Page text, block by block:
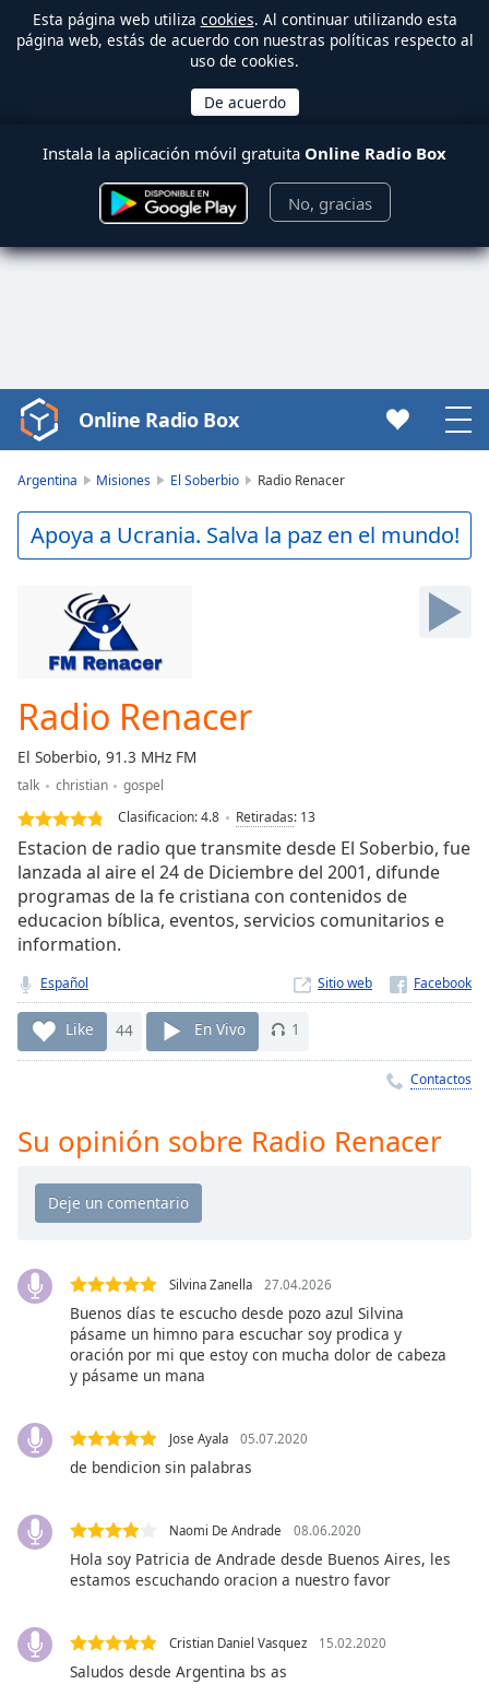
Esta página web utiliza cookies. Al continuar utilizando esta
página web, estás de acuerdo con nuestras políticas respecto al
uso de cookies.
Instala la aplicación móvil gratuita Online Radio Box
No, gracias
Video
Player
Play
Video
Backward
Current
Time0:00
Loaded:
0.00%
Stream
TypeLIVE
Seek to
live,
currently
behind
Remaining
Time-
Chapters
descriptions
selected
subtitles
settings,
opens
settings
dialog
subtitles
,
Audio
Online Radio Box
Argentina Misiones El Soberbio Radio Renacer
Apoya a Ucrania. Salva la paz en el mundo!
Radio Renacer
El Soberbio, 91.3 MHz FM
talk christian
gospel
Clasificacion:4.8 Retiradas: 13
Estacion de radio que transmite desde El Soberbio, fue
lanzada al aire el 24 de Diciembre del 2001, difunde
programas de la fe cristiana con contenidos de
educacion bíblica, eventos, servicios comunitarios e
information.
Español Sitio web
Like 44 En Vivo 1
Contactos
Su opinión sobre Radio Renacer
Silvina Zanella 27.04.2026
Buenos días te escucho desde pozo azul Silvina
pásame un himno para escuchar soy prodica y
oración por mi que estoy con mucha dolor de cabeza
y pásame un mana
Jose Ayala 05.07.2020
de bendicion sin palabras
Naomi De Andrade 08.06.2020
Hola soy Patricia de Andrade desde Buenos Aires, les
estamos escuchando oracion a nuestro favor
Cristian Daniel Vasquez 15.02.2020
Saludos desde Argentina bs as